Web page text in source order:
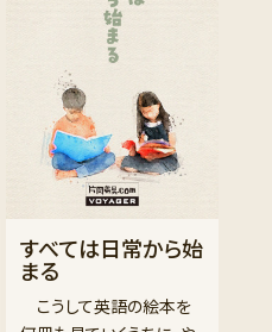
すべては日常から始
まる
こうして英語の絵本を